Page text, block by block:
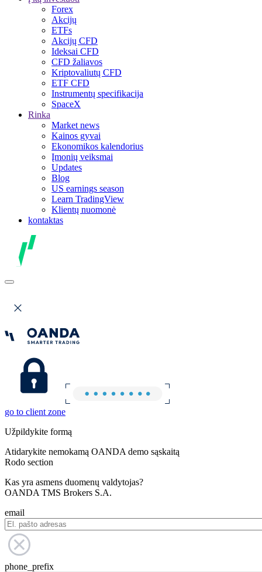
Forex
Akcijų
ETFs
Akcijų CFD
Ideksai CFD
CFD žaliavos
Kriptovaliutų CFD
ETF CFD
Instrumentų specifikacija
SpaceX
Rinka
Market news
Kainos gyvai
Ekonomikos kalendorius
Įmonių veiksmai
Updates
Blog
US earnings season
Learn TradingView
Klientų nuomonė
kontaktas
go to client zone
Užpildykite formą
Atidarykite nemokamą OANDA demo sąskaitą
Rodo section
Kas yra asmens duomenų valdytojas?
OANDA TMS Brokers S.A.
email
phone_prefix